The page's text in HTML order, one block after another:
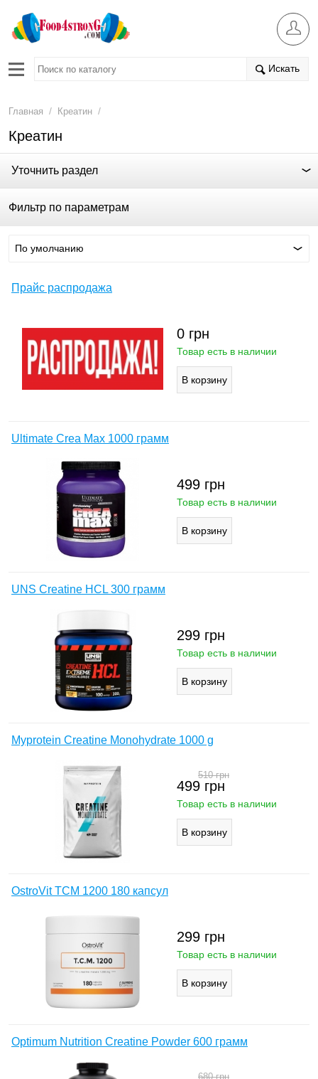
Искать
Главная / Креатин /
Креатин
Уточнить раздел
Фильтр по параметрам
По умолчанию
Прайс распродажа
0 грн
Товар есть в наличии
Ultimate Crea Max 1000 грамм
499 грн
Товар есть в наличии
UNS Creatine HCL 300 грамм
299 грн
Товар есть в наличии
Myprotein Creatine Monohydrate 1000 g
499 грн
510грн
Товар есть в наличии
OstroVit TCM 1200 180 капсул
299 грн
Товар есть в наличии
Optimum Nutrition Creatine Powder 600 грамм
680грн